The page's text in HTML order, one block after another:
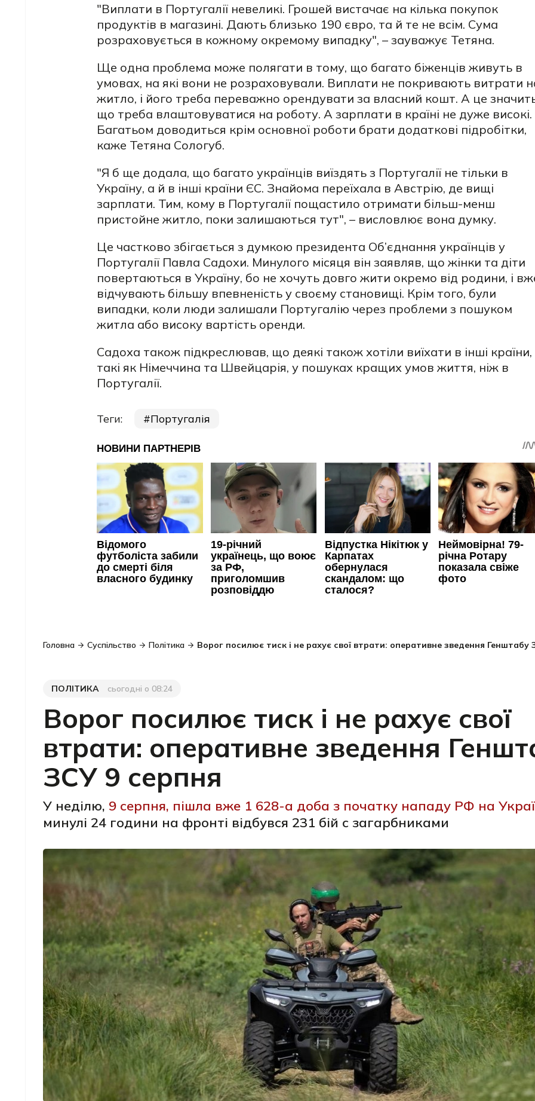
"Виплати в Португалії невеликі. Грошей вистачає на кілька покупок
продуктів в магазині. Дають близько 190 євро, та й те не всім. Сума
розраховується в кожному окремому випадку", – зауважує Тетяна.
Ще одна проблема може полягати в тому, що багато біженців живуть в
умовах, на які вони не розраховували. Виплати не покривають витрати
житло, і його треба переважно орендувати за власний кошт. А це
що треба влаштовуватися на роботу. А зарплати в країні не дуже високі.
Багатьом доводиться крім основної роботи брати додаткові підробітки,
каже Тетяна Сологуб.
"Я б ще додала, що багато українців виїздять з Португалії не тільки в
Україну, а й в інші країни ЄС. Знайома переїхала в Австрію, де вищі
зарплати. Тим, кому в Португалії пощастило отримати більш-менш
пристойне житло, поки залишаються тут", – висловлює вона думку.
Це частково збігається з думкою президента Об’єднання українців у
Португалії Павла Садохи. Минулого місяця він заявляв, що жінки та діти
повертаються в Україну, бо не хочуть довго жити окремо від родини, і
відчувають більшу впевненість у своєму становищі. Крім того, були
випадки, коли люди залишали Португалію через проблеми з пошуком
житла або високу вартість оренди.
Садоха також підкреслював, що деякі також хотіли виїхати в інші країни,
такі як Німеччина та Швейцарія, у пошуках кращих умов життя, ніж в
Португалії.
Теги: Португалія
Головна Суспільство Політика Ворог посилює тиск і не рахує свої втрати: оперативне зведення Генштабу
Категорія
ПОЛІТИКА
Дата публікаціїсьогодні о 08:24
Ворог посилює тиск і не рахує свої
втрати: оперативне зведення
ЗСУ 9 серпня
У неділю, 9 серпня, пішла вже 1 628-а доба з початку нападу РФ на
минулі 24 години на фронті відбувся 231 бій с загарбниками